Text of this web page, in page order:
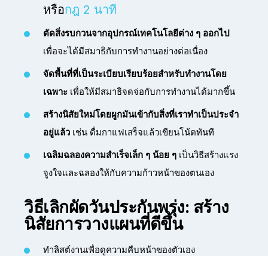
หรือกฎ 2 นาที
ตัดสิ่งรบกวนจากอุปกรณ์เทคโนโลยีต่าง ๆ ออกไป
เพื่อจะได้มีสมาธิกับการทำงานอย่างต่อเนื่อง
จัดพื้นที่ที่เป็นระเบียบเรียบร้อยสำหรับทำงานโดย
เฉพาะ เพื่อให้มีสมาธิจดจ่อกับการทำงานได้มากขึ้น
สร้างนิสัยใหม่โดยผูกมันเข้ากับสิ่งที่เราทำเป็นประจำ
อยู่แล้ว เช่น ดื่มกาแฟเสร็จแล้วเขียนโน้ตทันที
เฉลิมฉลองความสำเร็จเล็ก ๆ น้อย ๆ เป็นวิธีสร้างแรง
จูงใจและฉลองให้กับความก้าวหน้าของตนเอง
วิธีเลิกผัดวันประกันพรุ่ง: สร้าง
นิสัยการวางแผนที่ดีขึ้น
ทำลิสต์งานเพื่อดูความคืบหน้าของตัวเอง